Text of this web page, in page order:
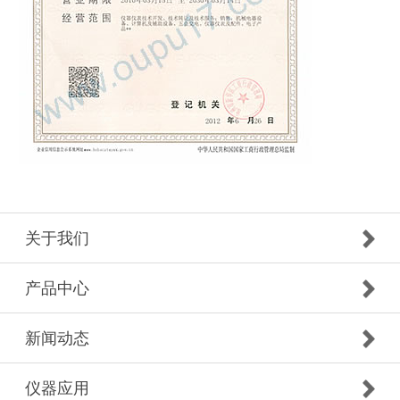
关于我们
产品中心
新闻动态
仪器应用